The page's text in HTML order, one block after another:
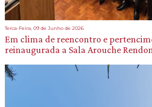
Terca-Feira, 09 de Junho de 2026
Em clima de reencontro e
reinaugurada a Sala Arouche Rendon